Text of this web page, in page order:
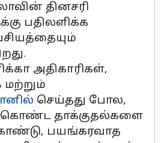
தினசரி
பதிலளிக்க
அதிகாரிகள்,
மற்றும்
செய்தது போல,
கொண்ட தாக்குதல்களை
பயங்கரவாத